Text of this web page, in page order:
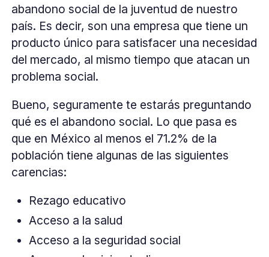
abandono social de la juventud de nuestro
país. Es decir, son una empresa que tiene un
producto único para satisfacer una necesidad
del mercado, al mismo tiempo que atacan un
problema social.
Bueno, seguramente te estarás preguntando
qué es el abandono social. Lo que pasa es
que en México al menos el 71.2% de la
población tiene algunas de las siguientes
carencias:
Rezago educativo
Acceso a la salud
Acceso a la seguridad social